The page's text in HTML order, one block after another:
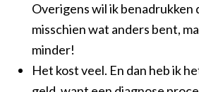
Overigens wil ik benadrukken
misschien wat anders bent,
minder!
Het kost veel. En dan heb ik